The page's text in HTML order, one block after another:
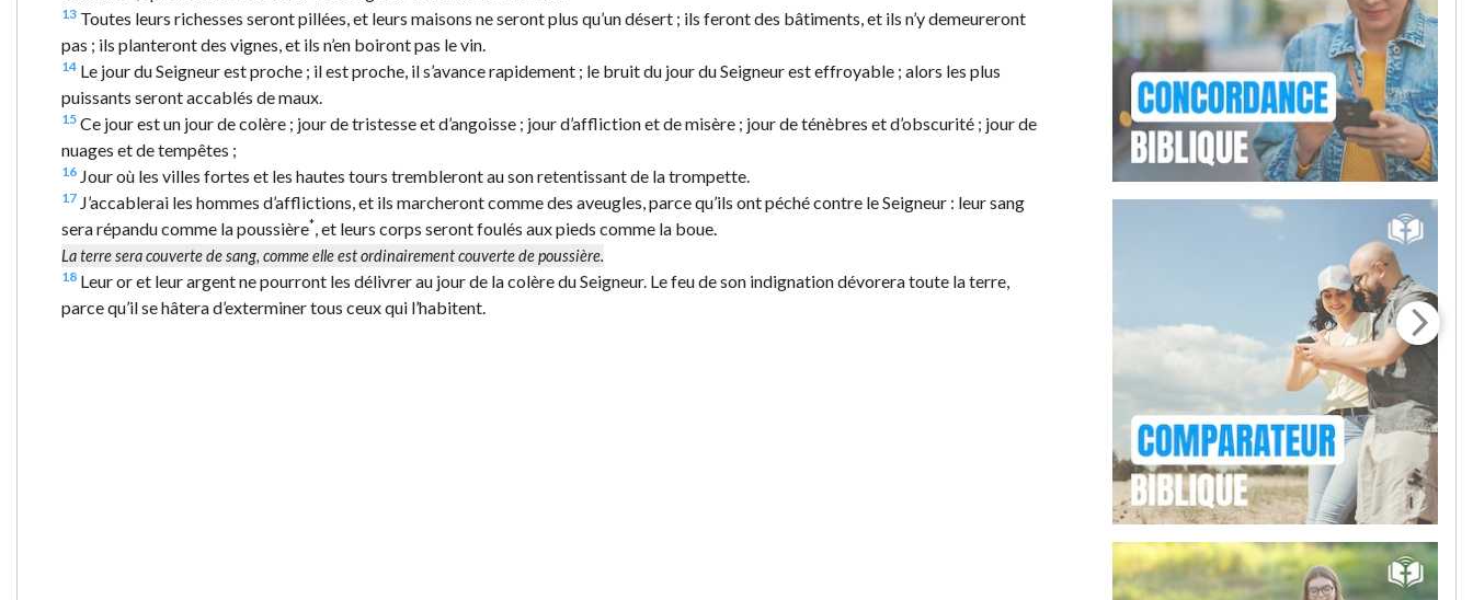
13 Toutes leurs richesses seront pillées, et leurs maisons ne seront plus qu’un désert ; ils feront des bâtiments, et ils n’y demeureront
pas ; ils planteront des vignes, et ils n’en boiront pas le vin.
14 Le jour du Seigneur est proche ; il est proche, il s’avance rapidement ; le bruit du jour du Seigneur est effroyable ; alors les plus
puissants seront accablés de maux.
15 Ce jour est un jour de colère ; jour de tristesse et d’angoisse ; jour d’affliction et de misère ; jour de ténèbres et d’obscurité ; jour de
nuages et de tempêtes ;
16 Jour où les villes fortes et les hautes tours trembleront au son retentissant de la trompette.
17 J’accablerai les hommes d’afflictions, et ils marcheront comme des aveugles, parce qu’ils ont péché contre le Seigneur : leur sang
sera répandu comme la poussière* , et leurs corps seront foulés aux pieds comme la boue.
La terre sera couverte de sang, comme elle est ordinairement couverte de poussière.
18 Leur or et leur argent ne pourront les délivrer au jour de la colère du Seigneur. Le feu de son indignation dévorera toute la terre,
parce qu’il se hâtera d’exterminer tous ceux qui l’habitent.